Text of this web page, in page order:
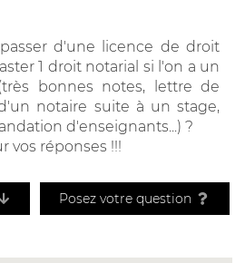
d'une licence de droit
1 droit notarial si l'on a un
bonnes notes, lettre de
notaire suite à un stage,
d'enseignants...) ?
vos réponses !!!
Posez votre question